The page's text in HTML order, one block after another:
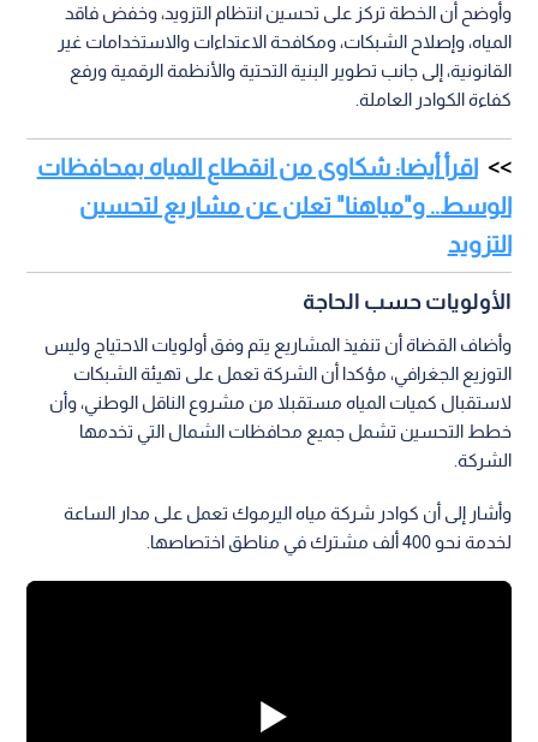
وأوضح أن الخطة تركز على تحسين انتظام التزويد، وخفض فاقد
المياه، وإصلاح الشبكات، ومكافحة الاعتداءات والاستخدامات غير
القانونية، إلى جانب تطوير البنية التحتية والأنظمة الرقمية ورفع
كفاءة الكوادر العاملة.
اقرأ أيضا: شكاوى من انقطاع المياه بمحافظات
الوسط.. و"مياهنا" تعلن عن مشاريع لتحسين
التزويد
الأولويات حسب الحاجة
وأضاف القضاة أن تنفيذ المشاريع يتم وفق أولويات الاحتياج وليس
التوزيع الجغرافي، مؤكدا أن الشركة تعمل على تهيئة الشبكات
لاستقبال كميات المياه مستقبلا من مشروع الناقل الوطني، وأن
خطط التحسين تشمل جميع محافظات الشمال التي تخدمها
الشركة.
وأشار إلى أن كوادر شركة مياه اليرموك تعمل على مدار الساعة
لخدمة نحو 400 ألف مشترك في مناطق اختصاصها.